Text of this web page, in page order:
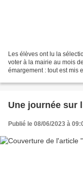
Les élèves ont lu la
voter à la mairie au mois
émargement : tout est mis
Publié le 08/06/2023 à